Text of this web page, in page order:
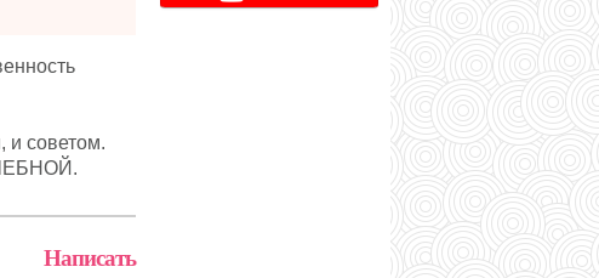
советом.
Написать